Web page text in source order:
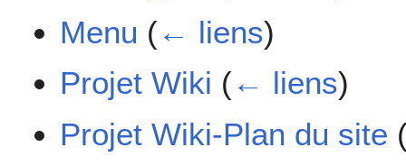
Menu (← liens)
Projet Wiki (← liens)
Projet Wiki-Plan du site